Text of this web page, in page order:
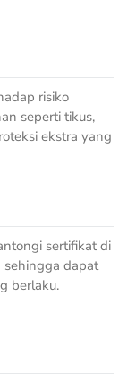
risiko
seperti tikus,
ekstra yang
sertifikat di
dapat
berlaku.